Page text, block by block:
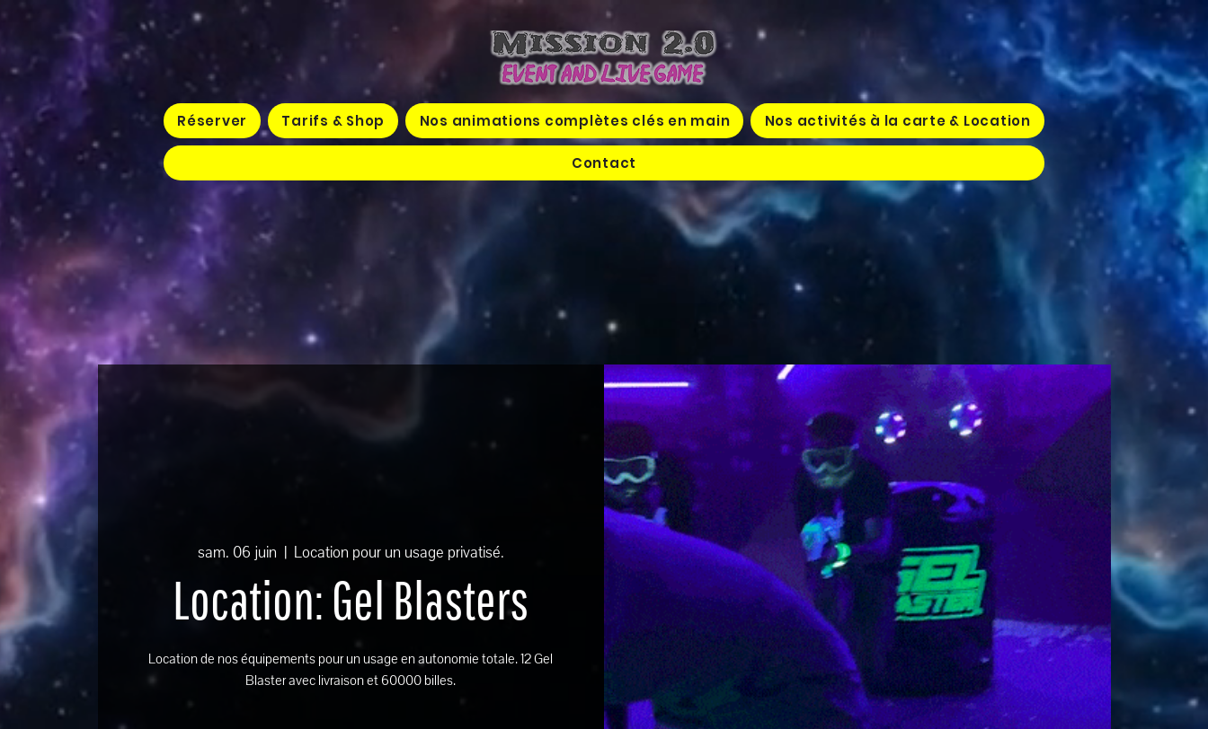
Réserver Tarifs & Shop Nos animations complètes clés en main Nos activités à la carte & Location
Contact
sam. 06 juin
  |
Location pour un usage privatisé.
Location: Gel Blasters
Location de nos équipements pour un usage en autonomie totale. 12 Gel
Blaster avec livraison et 60000 billes.